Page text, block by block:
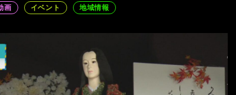
画 イベント 地域情報